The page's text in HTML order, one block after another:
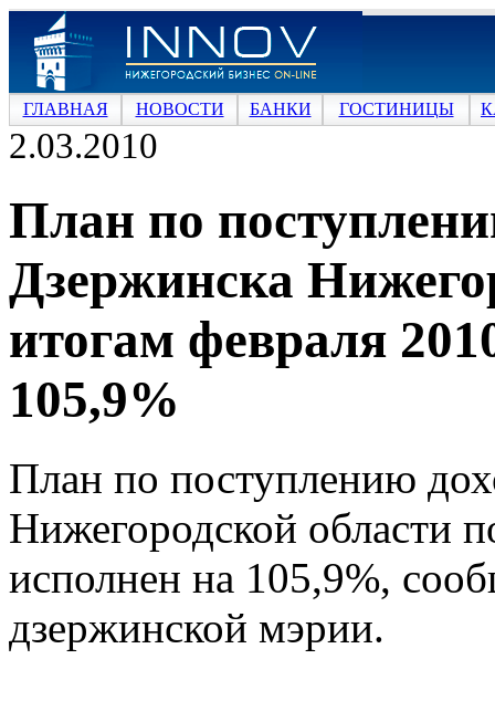
ГЛАВНАЯ НОВОСТИ БАНКИ ГОСТИНИЦЫ
2.03.2010
План по
Дзержинска
итогам февраля
105,9%
План по поступлению
Нижегородской области
исполнен на 105,9%,
дзержинской мэрии.